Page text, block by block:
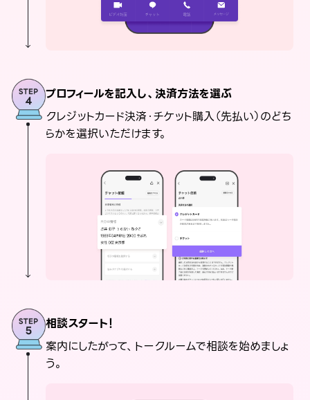
プロフィールを記入し、決済方法を選ぶ
クレジットカード決済・チケット購入（先払い）のどち
らかを選択いただけます。
相談スタート！
案内にしたがって、トークルームで相談を始めましょ
う。